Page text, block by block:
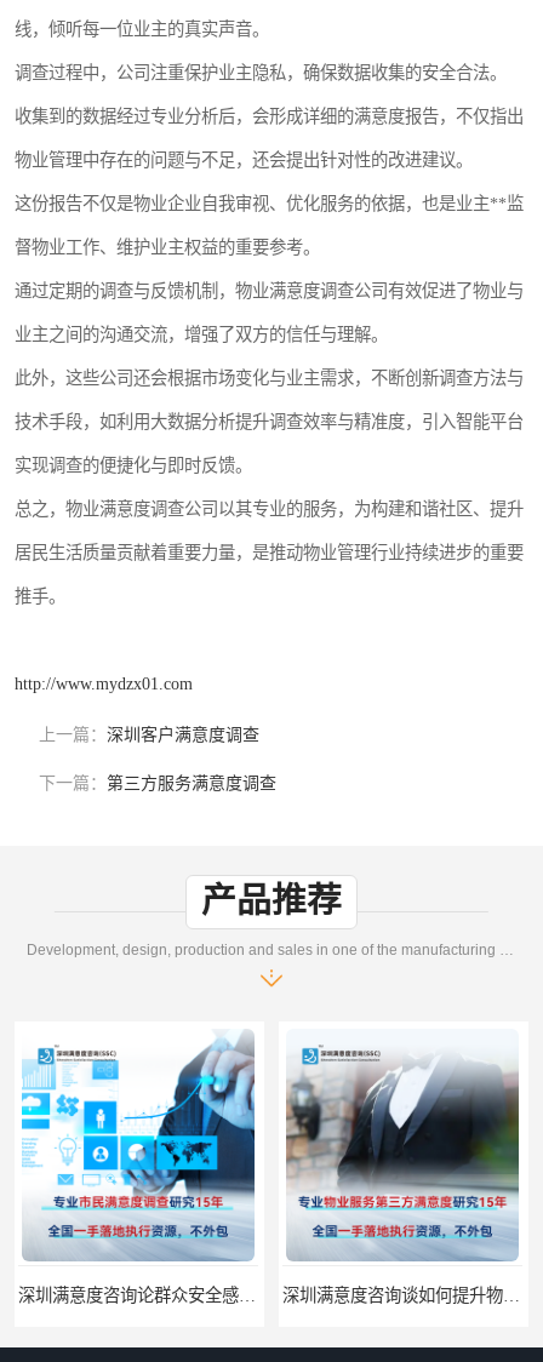
线，倾听每一位业主的真实声音。
调查过程中，公司注重保护业主隐私，确保数据收集的安全合法。
收集到的数据经过专业分析后，会形成详细的满意度报告，不仅指出
物业管理中存在的问题与不足，还会提出针对性的改进建议。
这份报告不仅是物业企业自我审视、优化服务的依据，也是业主**监
督物业工作、维护业主权益的重要参考。
通过定期的调查与反馈机制，物业满意度调查公司有效促进了物业与
业主之间的沟通交流，增强了双方的信任与理解。
此外，这些公司还会根据市场变化与业主需求，不断创新调查方法与
技术手段，如利用大数据分析提升调查效率与精准度，引入智能平台
实现调查的便捷化与即时反馈。
总之，物业满意度调查公司以其专业的服务，为构建和谐社区、提升
居民生活质量贡献着重要力量，是推动物业管理行业持续进步的重要
推手。
http://www.mydzx01.com
上一篇： 深圳客户满意度调查
下一篇： 第三方服务满意度调查
产品推荐
Development, design, production and sales in one of the manufacturing enterprises